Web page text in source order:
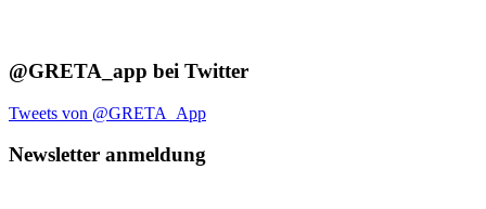
@GRETA_app bei Twitter
Tweets von @GRETA_App
Newsletter anmeldung